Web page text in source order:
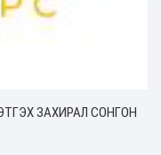
ЗАХИРАЛ СОНГОН